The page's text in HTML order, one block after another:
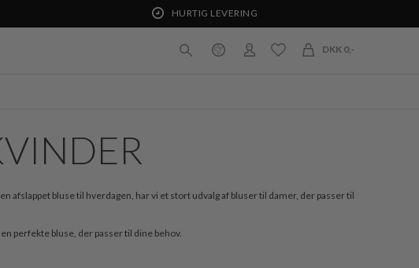
HURTIG LEVERING
DKK 0,-
bluse til hverdagen, har vi et stort udvalg af bluser til damer, der passer til
perfekte bluse, der passer til dine behov.